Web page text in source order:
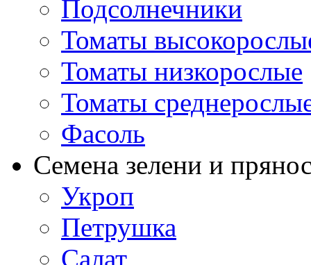
Подсолнечники
Томаты
Томаты низкорослые
Томаты
Фасоль
Семена зелени и
Укроп
Петрушка
Салат